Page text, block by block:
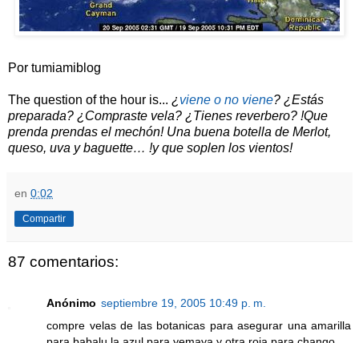
Por tumiamiblog
The question of the hour is... ¿ viene o no viene? ¿Estás
preparada? ¿Compraste vela? ¿Tienes reverbero? !Que
prenda prendas el mechón! Una buena botella de Merlot,
queso, uva y baguette… !y que soplen los vientos!
en 0:02
Compartir
87 comentarios:
Anónimo septiembre 19, 2005 10:49 p. m.
compre velas de las botanicas para asegurar una amarilla